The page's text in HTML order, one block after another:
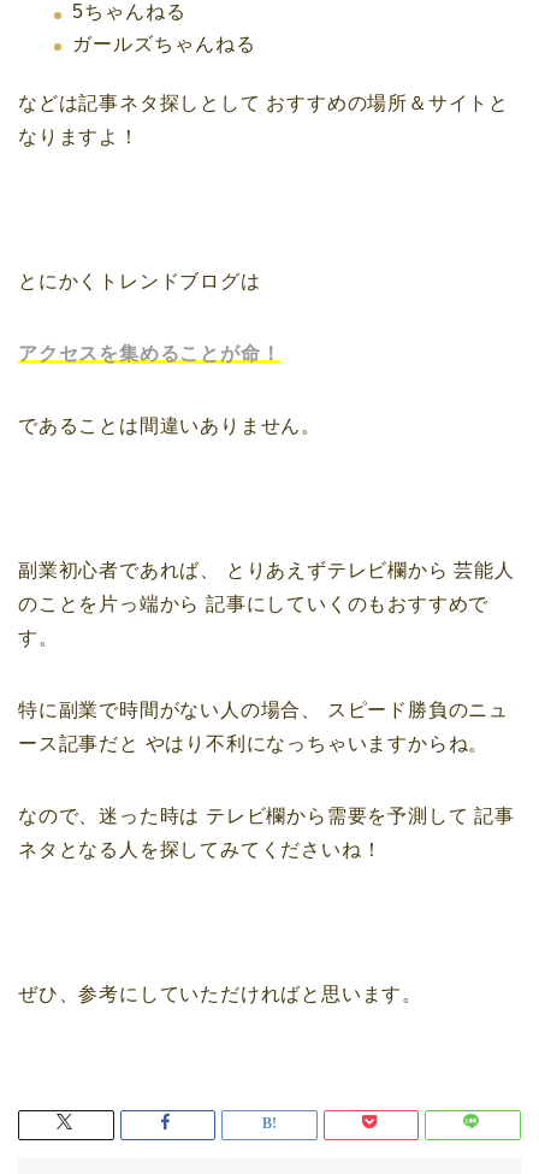
5ちゃんねる
ガールズちゃんねる
などは記事ネタ探しとして おすすめの場所＆サイトと
なりますよ！
とにかくトレンドブログは
アクセスを集めることが命！
であることは間違いありません。
副業初心者であれば、 とりあえずテレビ欄から 芸能人
のことを片っ端から 記事にしていくのもおすすめで
す。
特に副業で時間がない人の場合、
スピード勝負のニュ
ース記事だと やはり不利になっちゃいますからね。
なので、迷った時は テレビ欄から需要を予測して 記事
ネタとなる人を探してみてくださいね！
ぜひ、参考にしていただければと思います。